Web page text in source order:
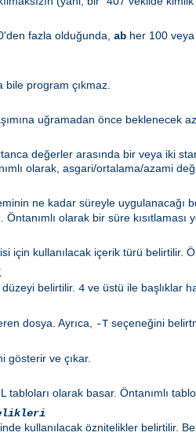
fazla olduğunda, ab her 100 veya
bile program çıkmaz.
uğramadan önce beklenecek
değerler arasında bir veya iki
olarak, asgari/ortalama/azami
ne kadar süreyle uygulanacağı
olarak bir süre kısıtlaması
için kullanılacak içerik türü belirtilir.
düzeyi belirtilir. 4 ve üstü ile başlıklar
dosya. Ayrıca,
-T seçeneğini
gösterir ve çıkar.
tabloları olarak basar. Öntanımlı
kullanılacak öznitelikler belirtilir.